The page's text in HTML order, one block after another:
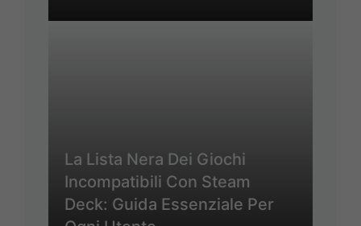
La Lista Nera Dei Giochi
Incompatibili Con Steam
Deck: Guida Essenziale Per